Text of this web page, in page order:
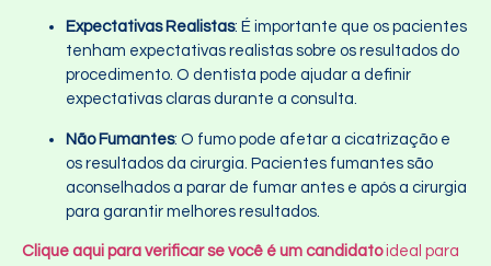
Expectativas Realistas: É importante que os pacientes
tenham expectativas realistas sobre os resultados do
procedimento. O dentista pode ajudar a definir
expectativas claras durante a consulta.
Não Fumantes: O fumo pode afetar a cicatrização e
os resultados da cirurgia. Pacientes fumantes são
aconselhados a parar de fumar antes e após a cirurgia
para garantir melhores resultados.
Clique aqui para verificar se você é um candidatoideal para